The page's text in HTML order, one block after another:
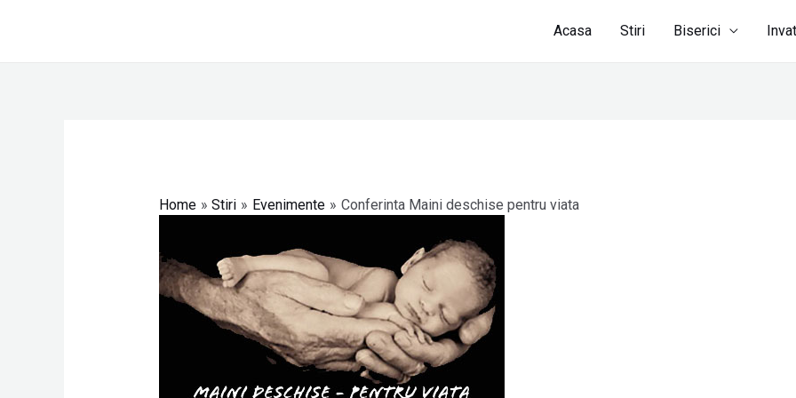
Acasa Stiri Biserici
Home Stiri Evenimente Conferinta Maini deschise pentru viata